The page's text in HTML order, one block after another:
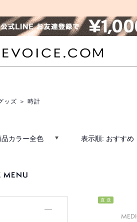
ッズ ＞ 時計
品カラー全色 表示順: おすすめ
MENU
直 送